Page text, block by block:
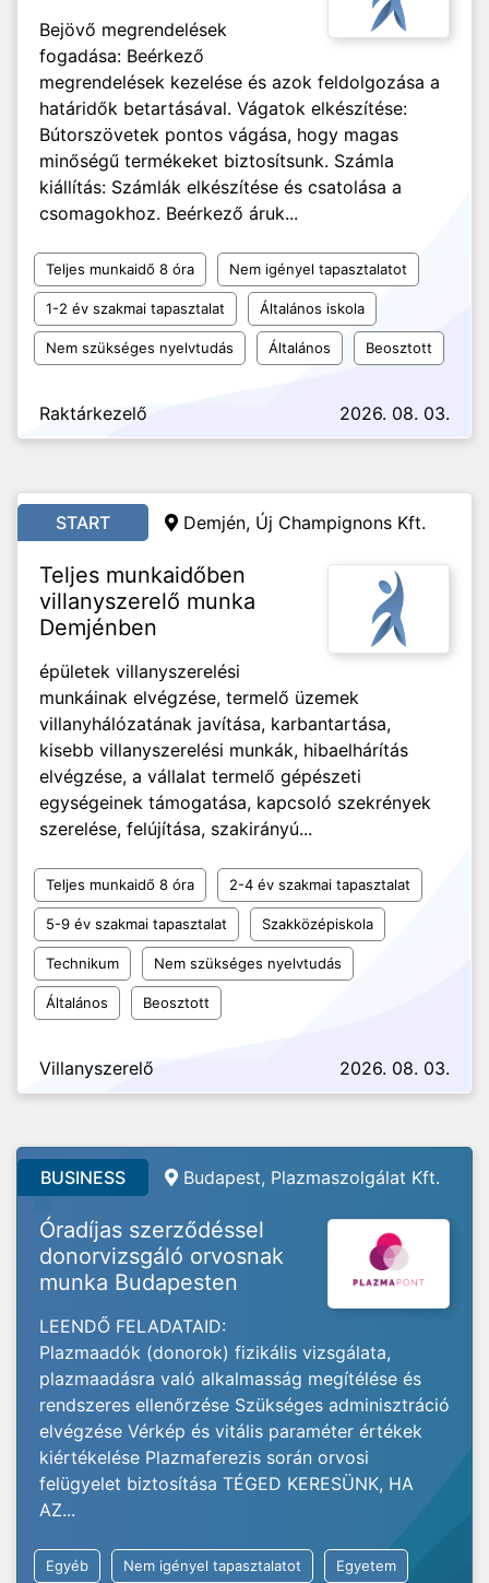
Bejövő megrendelések
fogadása: Beérkező
megrendelések kezelése és azok feldolgozása a
határidők betartásával. Vágatok elkészítése:
Bútorszövetek pontos vágása, hogy magas
minőségű termékeket biztosítsunk. Számla
kiállítás: Számlák elkészítése és csatolása a
csomagokhoz. Beérkező áruk...
Teljes munkaidő 8 óra Nem igényel tapasztalatot
1-2 év szakmai tapasztalat Általános iskola
Nem szükséges nyelvtudás Általános Beosztott
Raktárkezelő 2026. 08. 03.
START Demjén, Új Champignons Kft.
Teljes munkaidőben
villanyszerelő munka
Demjénben
épületek villanyszerelési
munkáinak elvégzése, termelő üzemek
villanyhálózatának javítása, karbantartása,
kisebb villanyszerelési munkák, hibaelhárítás
elvégzése, a vállalat termelő gépészeti
egységeinek támogatása, kapcsoló szekrények
szerelése, felújítása, szakirányú...
Teljes munkaidő 8 óra 2-4 év szakmai tapasztalat
5-9 év szakmai tapasztalat Szakközépiskola
Technikum Nem szükséges nyelvtudás
Általános Beosztott
Villanyszerelő 2026. 08. 03.
BUSINESS Budapest, Plazmaszolgálat Kft.
Óradíjas szerződéssel
donorvizsgáló orvosnak
munka Budapesten
LEENDŐ FELADATAID:
Plazmaadók (donorok) fizikális vizsgálata,
plazmaadásra való alkalmasság megítélése és
rendszeres ellenőrzése Szükséges adminisztráció
elvégzése Vérkép és vitális paraméter értékek
kiértékelése Plazmaferezis során orvosi
felügyelet biztosítása TÉGED KERESÜNK, HA
AZ...
Egyéb Nem igényel tapasztalatot Egyetem